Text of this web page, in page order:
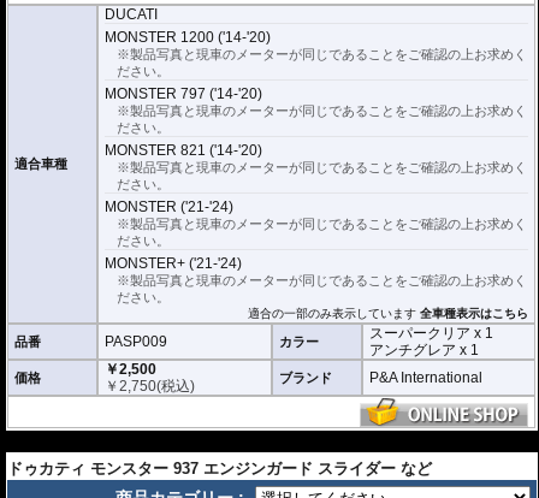
ーパークリアとアンチグレア)が入っており、それぞれ目的に合わせたものをご
利用いただけます。
スーパークリア :耐摩耗性が非常に高く、
とメーターになじみ、フィルムの存在がほ
とんどわからなくなります。
アンチグレア :
陽光などによる反射を軽減。視認性の低下
を防ぎ、メーターを読み取りやすくしま
取付キット付属 :取り付けに便利なクリー
ニングクロス、細かい埃も除去する粘着シート、気泡の混入を防ぎ、きれいに
仕上げるスキージがセットになっています。
またこのフィルムは多少の気泡なら数時間から２日ほどで自然に気泡が消える
優れもの。満足のいく取付が容易になりました。
シリコーン系粘着材を採用し、メーターを痛めることがありません。フィルム
を剥がせば、元通りの状態になります。
適合車種
DUCATI
MONSTER 1200 ('14-'20)
※製品写真と現車のメーターが同じであることをご確認の上お求めく
ださい。
MONSTER 797 ('14-'20)
※製品写真と現車のメーターが同じであることをご確認の上お求めく
ださい。
MONSTER 821 ('14-'20)
※製品写真と現車のメーターが同じであることをご確認の上お求めく
ださい。
MONSTER ('21-'24)
※製品写真と現車のメーターが同じであることをご確認の上お求めく
ださい。
MONSTER+ ('21-'24)
※製品写真と現車のメーターが同じであることをご確認の上お求めく
ださい。
適合の一部のみ表示しています全車種表示はこちら
品番 PASP009 カラー
スーパークリア x 1
アンチグレア x 1
価格
￥2,500
￥2,750(税込) ブランド P&A International
ドゥカティ モンスター 937 エンジンガード スライダー など